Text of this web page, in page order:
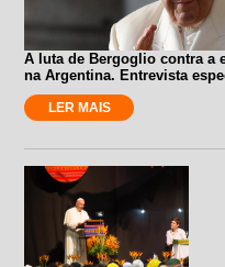
A luta de Bergoglio contra a
na Argentina. Entrevista
LER MAIS